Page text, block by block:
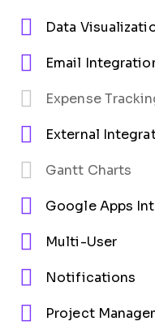
Data
Email
Expense
External
Gantt Charts
Google Apps
Multi-User
Notifications
Project